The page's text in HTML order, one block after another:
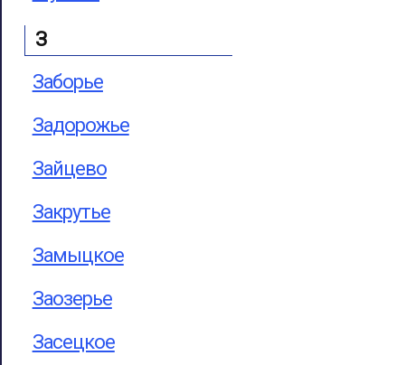
З
Заборье
Задорожье
Зайцево
Закрутье
Замыцкое
Заозерье
Засецкое